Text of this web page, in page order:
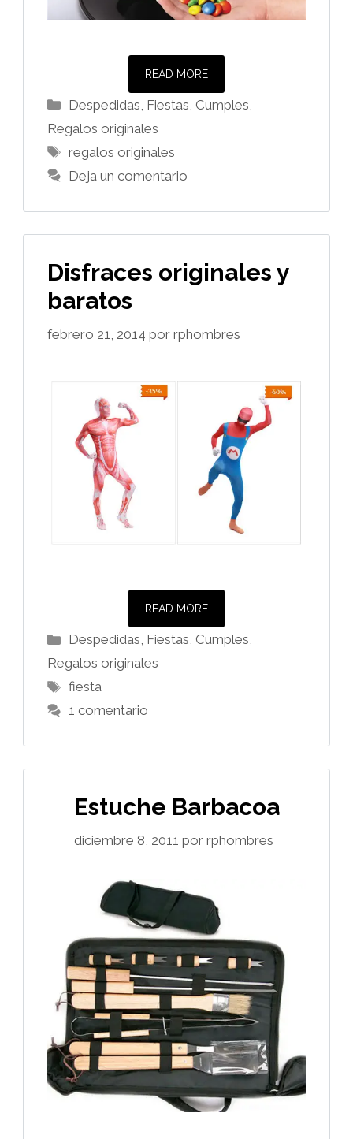
READ MORE
Categorías
Despedidas, Fiestas, Cumples,
Regalos originales
Etiquetas
regalos originales
Deja un comentario
Disfraces originales y
baratos
febrero 21, 2014 por rphombres
READ MORE
Categorías
Despedidas, Fiestas, Cumples,
Regalos originales
Etiquetas
fiesta
1 comentario
Estuche Barbacoa
diciembre 8, 2011 por rphombres